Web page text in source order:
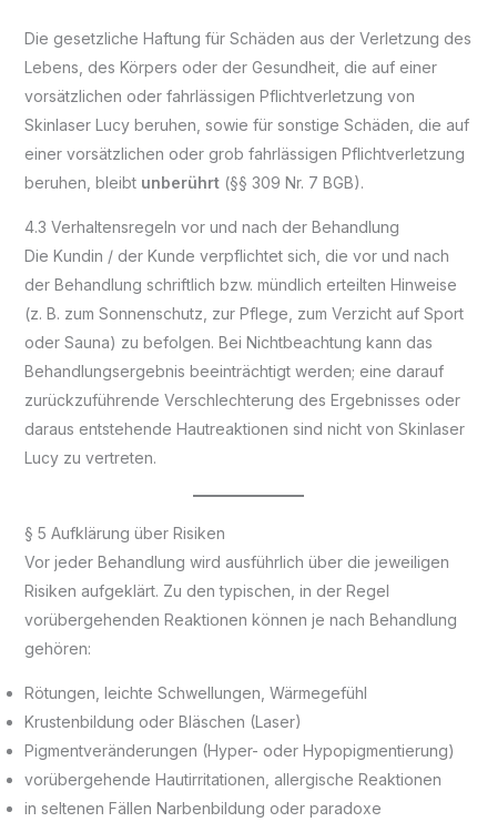
Die gesetzliche Haftung für Schäden aus der Verletzung des
Lebens, des Körpers oder der Gesundheit, die auf einer
vorsätzlichen oder fahrlässigen Pflichtverletzung von
Skinlaser Lucy beruhen, sowie für sonstige Schäden, die auf
einer vorsätzlichen oder grob fahrlässigen Pflichtverletzung
beruhen, bleibt unberührt(§§ 309 Nr. 7 BGB).
4.3 Verhaltensregeln vor und nach der Behandlung
Die Kundin / der Kunde verpflichtet sich, die vor und nach
der Behandlung schriftlich bzw. mündlich erteilten Hinweise
(z. B. zum Sonnenschutz, zur Pflege, zum Verzicht auf Sport
oder Sauna) zu befolgen. Bei Nichtbeachtung kann das
Behandlungsergebnis beeinträchtigt werden; eine darauf
zurückzuführende Verschlechterung des Ergebnisses oder
daraus entstehende Hautreaktionen sind nicht von Skinlaser
Lucy zu vertreten.
§ 5 Aufklärung über Risiken
Vor jeder Behandlung wird ausführlich über die jeweiligen
Risiken aufgeklärt. Zu den typischen, in der Regel
vorübergehenden Reaktionen können je nach Behandlung
gehören:
Rötungen, leichte Schwellungen, Wärmegefühl
Krustenbildung oder Bläschen (Laser)
Pigmentveränderungen (Hyper- oder Hypopigmentierung)
vorübergehende Hautirritationen, allergische Reaktionen
in seltenen Fällen Narbenbildung oder paradoxe